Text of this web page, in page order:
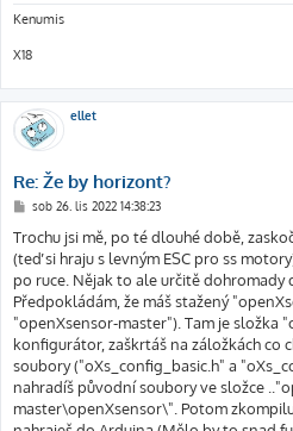
Kenumis
X18
ellet
Re: Že by horizont?
P
í
s
p
ě
v
e
k
sob 26. lis 2022 14:38:23
Trochu jsi mě, po té dlouhé době,
(teď si hraju s levným ESC pro ss
po ruce. Nějak to ale určitě dohromady
Předpokládám, že máš stažený
"openXsensor-master"). Tam je složka
konfigurátor, zaškrtáš na záložkách co
soubory ("oXs_config_basic.h" a
nahradíš původní soubory ve složce
master\openXsensor\". Potom